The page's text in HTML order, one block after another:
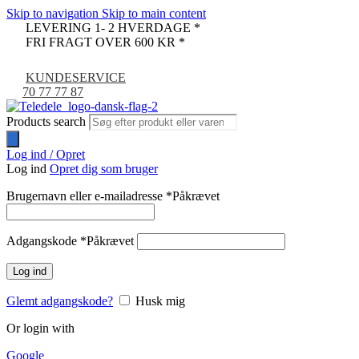
Skip to navigation Skip to main content
LEVERING 1- 2 HVERDAGE *
FRI FRAGT OVER 600 KR *
KUNDESERVICE
70 77 77 87
Products search
Log ind / Opret
Log ind Opret dig som bruger
Brugernavn eller e-mailadresse *Påkrævet
Adgangskode *Påkrævet
Log ind
Glemt adgangskode?
Husk mig
Or login with
Google